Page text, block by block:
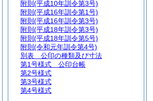
附則 (平成10年訓令第3号)
附則 (平成16年訓令第1号)
附則 (平成16年訓令第3号)
附則 (平成18年訓令第3号)
附則 (平成18年訓令第5号)
附則 (令和元年訓令第4号)
別表 公印の種類及び寸法
第1号様式 公印台帳
第2号様式
第3号様式
第4号様式